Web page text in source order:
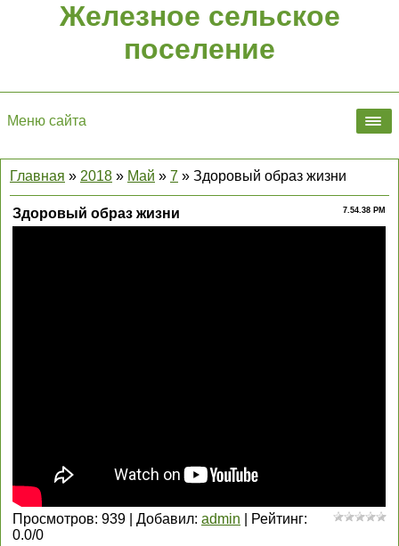
Железное сельское
поселение
Меню сайта
Главная » 2018 » Май » 7 » Здоровый образ жизни
7.54.38 PM
Здоровый образ жизни
Просмотров: 939 Добавил: admin Рейтинг:
0.0/0